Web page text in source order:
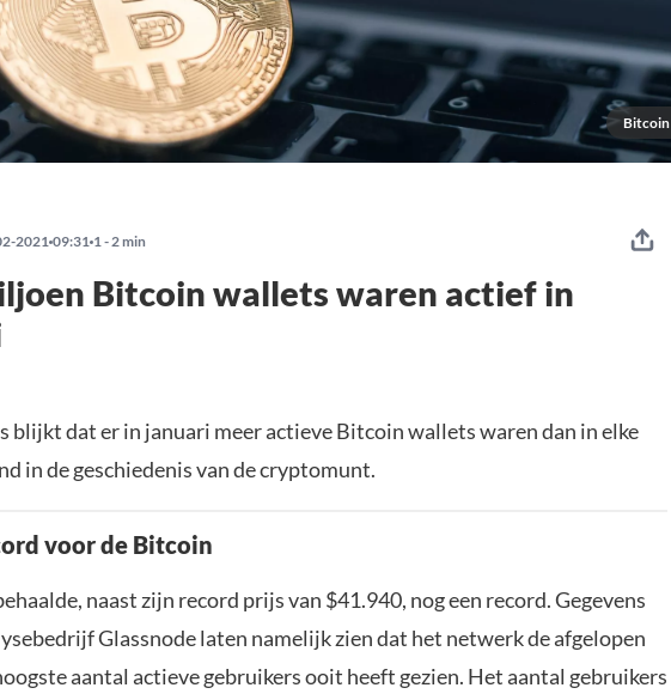
Bitcoin
202109:31 1 - 2 min
Bitcoin wallets waren actief in
blijkt dat er in januari meer actieve Bitcoin wallets waren dan in elke
in de geschiedenis van de cryptomunt.
voor de Bitcoin
naast zijn record prijs van $41.940, nog een record. Gegevens
Glassnode laten namelijk zien dat het netwerk de afgelopen
aantal actieve gebruikers ooit heeft gezien. Het aantal gebruikers